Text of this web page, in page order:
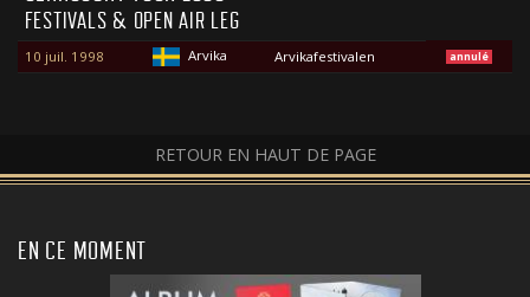
FESTIVALS & OPEN AIR LEG
10 juil. 1998 Arvika Arvikafestivalen annulé
RETOUR EN HAUT DE PAGE
EN CE MOMENT